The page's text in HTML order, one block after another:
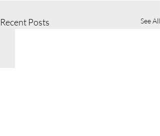
Recent Posts See All